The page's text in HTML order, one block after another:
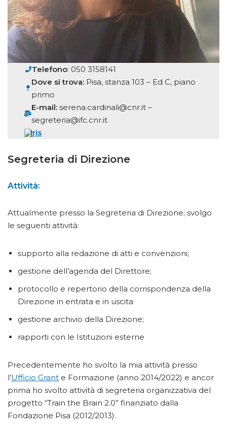
Telefono: 050 3158141
Dove si trova:Pisa, stanza 103 – Ed C, piano
primo
E-mail: serena.cardinali@cnr.it –
segreteria@ifc.cnr.it
Iris
Segreteria di Direzione
Attività:
Attualmente presso la Segreteria di Direzione; svolgo
le seguenti attività:
supporto alla redazione di atti e convenzioni;
gestione dell’agenda del Direttore;
protocollo e repertorio della corrispondenza della
Direzione in entrata e in uscita
gestione archivio della Direzione;
rapporti con le Istituzioni esterne
Precedentemente ho svolto la mia attività presso
l’Ufficio Grant e Formazione (anno 2014/2022) e ancor
prima ho svolto attività di segreteria organizzativa del
progetto “Train the Brain 2.0” finanziato dalla
Fondazione Pisa (2012/2013).